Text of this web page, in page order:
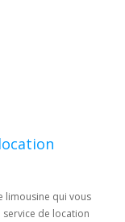
limousine qui vous
de location